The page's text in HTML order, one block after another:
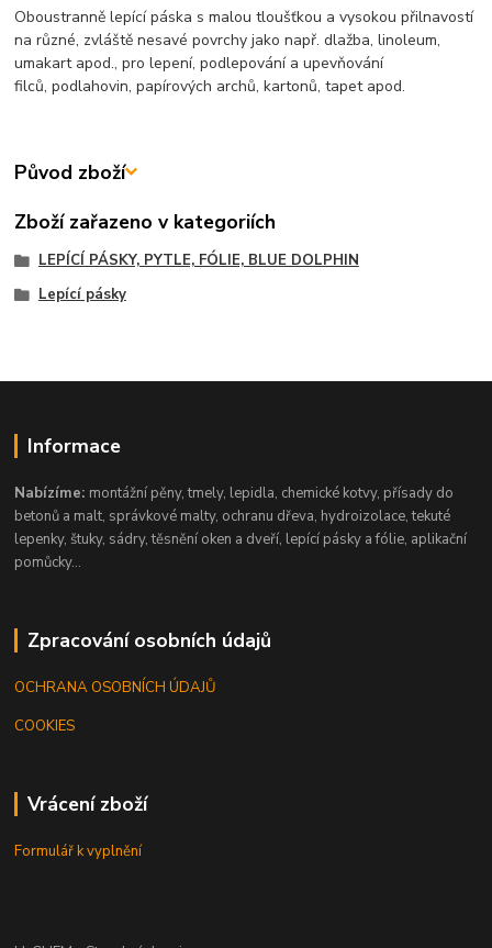
Oboustranně lepící páska s malou tloušťkou a vysokou přilnavostí
na různé, zvláště nesavé povrchy jako např. dlažba, linoleum,
umakart apod., pro lepení, podlepování a upevňování
filců, podlahovin, papírových archů, kartonů, tapet apod.
Původ zboží
Zboží zařazeno v kategoriích
LEPÍCÍ PÁSKY, PYTLE, FÓLIE, BLUE DOLPHIN
Lepící pásky
Informace
Nabízíme: montážní pěny, tmely, lepidla, chemické kotvy, přísady do
betonů a malt, správkové malty, ochranu dřeva, hydroizolace, tekuté
lepenky, štuky, sádry, těsnění oken a dveří, lepící pásky a fólie, aplikační
pomůcky...
Zpracování osobních údajů
OCHRANA OSOBNÍCH ÚDAJŮ
COOKIES
Vrácení zboží
Formulář k vyplnění